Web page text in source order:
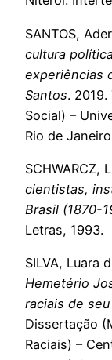
SANTOS,
cultura
experiências
Santos.
Social) –
Rio de
SCHWARCZ,
cientistas,
Brasil (1870-
Letras, 1993.
SILVA, Luara
Hemetério
raciais de
Dissertação
Raciais) –